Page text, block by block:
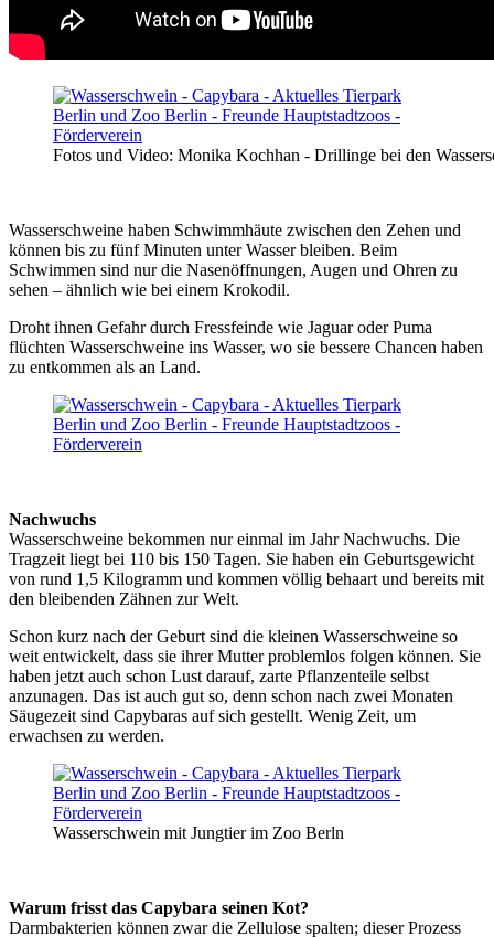
Fotos und Video: Monika Kochhan - Drillinge bei den
Wasserschweine haben Schwimmhäute zwischen den Zehen und
können bis zu fünf Minuten unter Wasser bleiben. Beim
Schwimmen sind nur die Nasenöffnungen, Augen und Ohren zu
sehen – ähnlich wie bei einem Krokodil.
Droht ihnen Gefahr durch Fressfeinde wie Jaguar oder Puma
flüchten Wasserschweine ins Wasser, wo sie bessere Chancen haben
zu entkommen als an Land.
Nachwuchs
Wasserschweine bekommen nur einmal im Jahr Nachwuchs. Die
Tragzeit liegt bei 110 bis 150 Tagen. Sie haben ein Geburtsgewicht
von rund 1,5 Kilogramm und kommen völlig behaart und bereits mit
den bleibenden Zähnen zur Welt.
Schon kurz nach der Geburt sind die kleinen Wasserschweine so
weit entwickelt, dass sie ihrer Mutter problemlos folgen können. Sie
haben jetzt auch schon Lust darauf, zarte Pflanzenteile selbst
anzunagen. Das ist auch gut so, denn schon nach zwei Monaten
Säugezeit sind Capybaras auf sich gestellt. Wenig Zeit, um
erwachsen zu werden.
Wasserschwein mit Jungtier im Zoo Berln
Warum frisst das Capybara seinen Kot?
Darmbakterien können zwar die Zellulose spalten; dieser Prozess